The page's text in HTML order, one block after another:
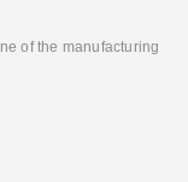
of the manufacturing